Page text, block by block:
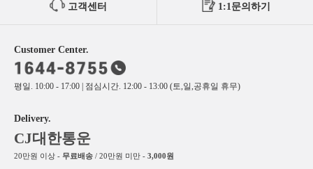
고객센터 1:1문의하기
Customer Center.
평일. 10:00 - 17:00 | 점심시간. 12:00 - 13:00 (토,일,공휴일 휴무)
Delivery.
CJ대한통운
20만원 이상 - 무료배송 / 20만원 미만 - 3,000원